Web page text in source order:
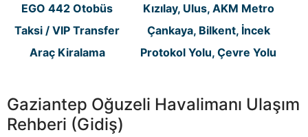
EGO 442 Otobüs
Kızılay, Ulus, AKM Metro
Taksi / VIP Transfer
Çankaya, Bilkent, İncek
Araç Kiralama
Protokol Yolu, Çevre Yolu
Gaziantep Oğuzeli Havalimanı Ulaşım
Rehberi (Gidiş)